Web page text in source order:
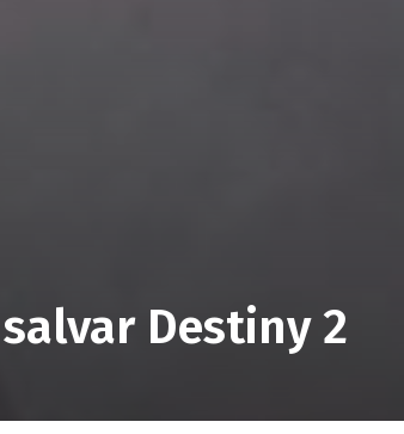
Destiny 2